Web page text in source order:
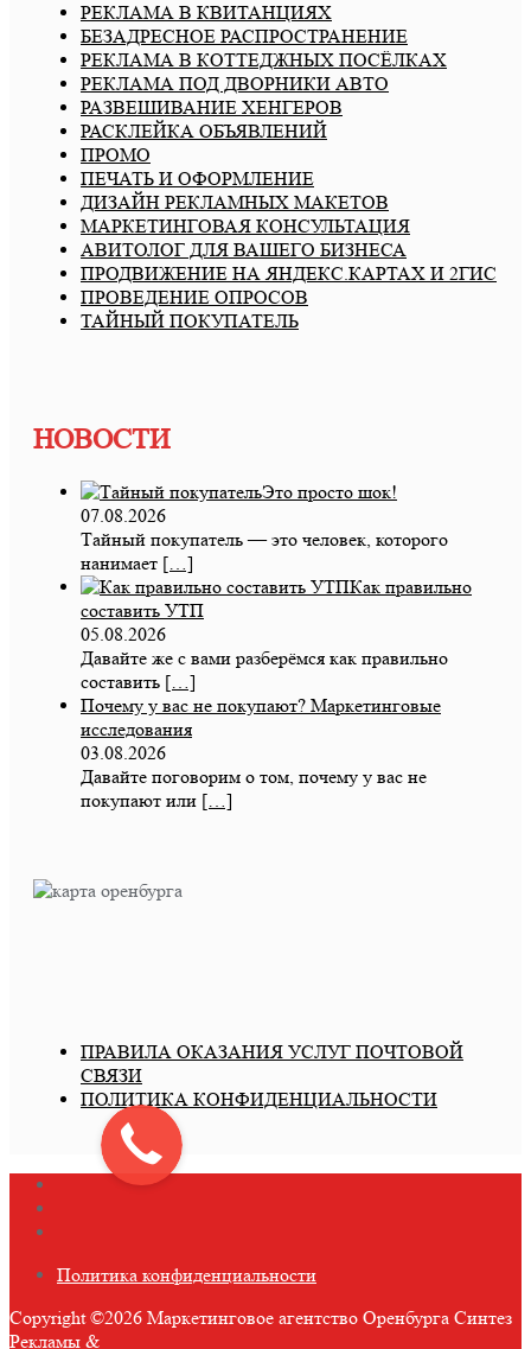
РЕКЛАМА В КВИТАНЦИЯХ
БЕЗАДРЕСНОЕ РАСПРОСТРАНЕНИЕ
РЕКЛАМА В КОТТЕДЖНЫХ ПОСЁЛКАХ
РЕКЛАМА ПОД ДВОРНИКИ АВТО
РАЗВЕШИВАНИЕ ХЕНГЕРОВ
РАСКЛЕЙКА ОБЪЯВЛЕНИЙ
ПРОМО
ПЕЧАТЬ И ОФОРМЛЕНИЕ
ДИЗАЙН РЕКЛАМНЫХ МАКЕТОВ
МАРКЕТИНГОВАЯ КОНСУЛЬТАЦИЯ
АВИТОЛОГ ДЛЯ ВАШЕГО БИЗНЕСА
ПРОДВИЖЕНИЕ НА ЯНДЕКС.КАРТАХ И 2ГИС
ПРОВЕДЕНИЕ ОПРОСОВ
ТАЙНЫЙ ПОКУПАТЕЛЬ
НОВОСТИ
Это просто шок!
07.08.2026
Тайный покупатель — это человек, которого
нанимает […]
Как правильно
составить УТП
05.08.2026
Давайте же с вами разберёмся как правильно
составить […]
Почему у вас не покупают? Маркетинговые
исследования
03.08.2026
Давайте поговорим о том, почему у вас не
покупают или […]
ПРАВИЛА ОКАЗАНИЯ УСЛУГ ПОЧТОВОЙ
СВЯЗИ
ПОЛИТИКА КОНФИДЕНЦИАЛЬНОСТИ
Политика конфиденциальности
Copyright ©2026 Маркетинговое агентство Оренбурга Синтез
Рекламы &